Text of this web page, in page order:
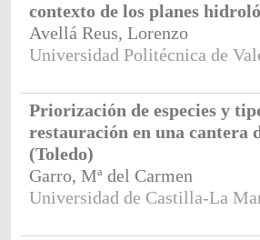
contexto de los planes
Avellá Reus, Lorenzo
Universidad Politécnica de
Priorización de especies y
restauración en una cantera
(Toledo)
Garro, Mª del Carmen
Universidad de Castilla-La